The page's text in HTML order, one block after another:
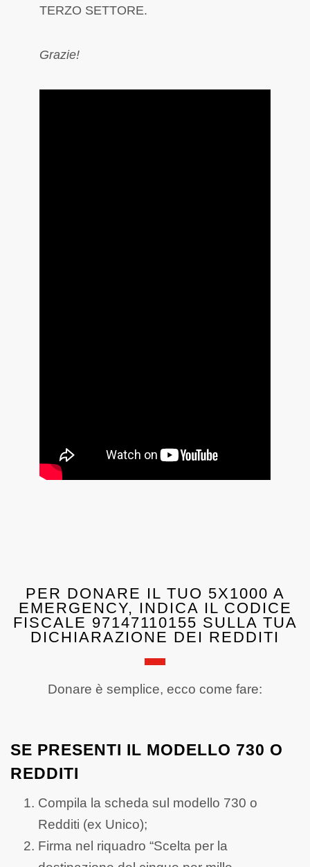
TERZO SETTORE.
Grazie!
PER DONARE IL TUO 5X1000 A
EMERGENCY, INDICA IL CODICE
FISCALE 97147110155 SULLA TUA
DICHIARAZIONE DEI REDDITI
Donare è semplice, ecco come fare:
SE PRESENTI IL MODELLO 730 O
REDDITI
Compila la scheda sul modello 730 o
Redditi (ex Unico);
Firma nel riquadro “Scelta per la